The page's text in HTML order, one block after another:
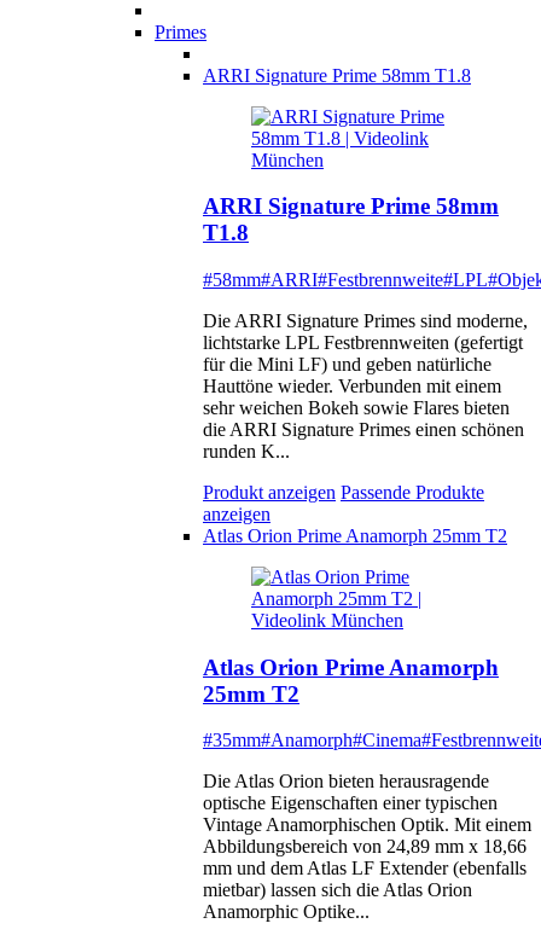
Primes
ARRI Signature Prime 58mm T1.8
ARRI Signature Prime 58mm
T1.8
#58mm#ARRI#Festbrennweite#LPL
Die ARRI Signature Primes sind moderne,
lichtstarke LPL Festbrennweiten (gefertigt
für die Mini LF) und geben natürliche
Hauttöne wieder. Verbunden mit einem
sehr weichen Bokeh sowie Flares bieten
die ARRI Signature Primes einen schönen
runden K...
Produkt anzeigen Passende Produkte
anzeigen
Atlas Orion Prime Anamorph 25mm T2
Atlas Orion Prime Anamorph
25mm T2
#35mm#Anamorph#Cinema
Die Atlas Orion bieten herausragende
optische Eigenschaften einer typischen
Vintage Anamorphischen Optik. Mit einem
Abbildungsbereich von 24,89 mm x 18,66
mm und dem Atlas LF Extender (ebenfalls
mietbar) lassen sich die Atlas Orion
Anamorphic Optike...